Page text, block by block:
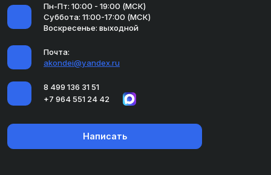
Пн-Пт: 10:00 - 19:00 (МСК)
Суббота: 11:00-17:00 (МСК)
Воскресенье: выходной
Почта:
akondei@yandex.ru
8 499 136 31 51
+7 964 551 24 42
Написать